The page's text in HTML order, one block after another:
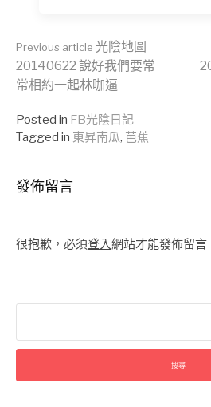
Continue
Reading
Previous article 光陰地圖
20140622 說好我們要常
常相約一起林咖逼
Posted in FB光陰日記
Tagged in 東昇南瓜, 芭蕉
發佈留言
很抱歉，必須登入網站才能發佈留言
關
字: